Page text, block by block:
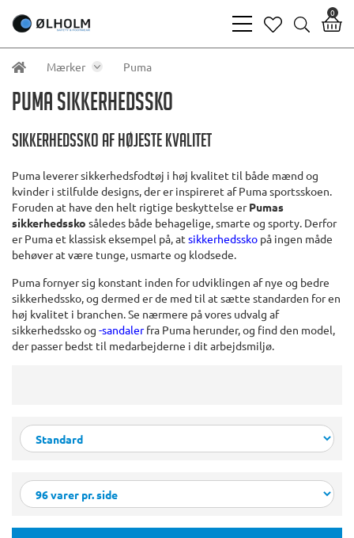
bars
light
heart
search
0
Mærker Puma
PUMA SIKKERHEDSSKO
Sikkerhedssko af højeste kvalitet
Puma leverer sikkerhedsfodtøj i høj kvalitet til både mænd og
kvinder i stilfulde designs, der er inspireret af Puma sportsskoen.
Foruden at have den helt rigtige beskyttelse erPumas
sikkerhedssko således både behagelige, smarte og sporty. Derfor
er Puma et klassisk eksempel på, at sikkerhedssko på ingen måde
behøver at være tunge, usmarte og klodsede.
Puma fornyer sig konstant inden for udviklingen af nye og bedre
sikkerhedssko, og dermed er de med til at sætte standarden for en
høj kvalitet i branchen. Se nærmere på vores udvalg af
sikkerhedssko og -sandalerfra Puma herunder, og find den model,
der passer bedst til medarbejderne i dit arbejdsmiljø.